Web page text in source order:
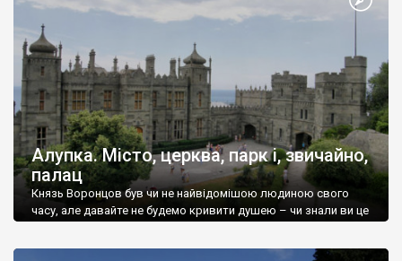
Алупка. Місто, церква, парк і, звичайно,
палац
Князь Воронцов був чи не найвідомішою людиною свого
часу, але давайте не будемо кривити душею – чи знали ви це